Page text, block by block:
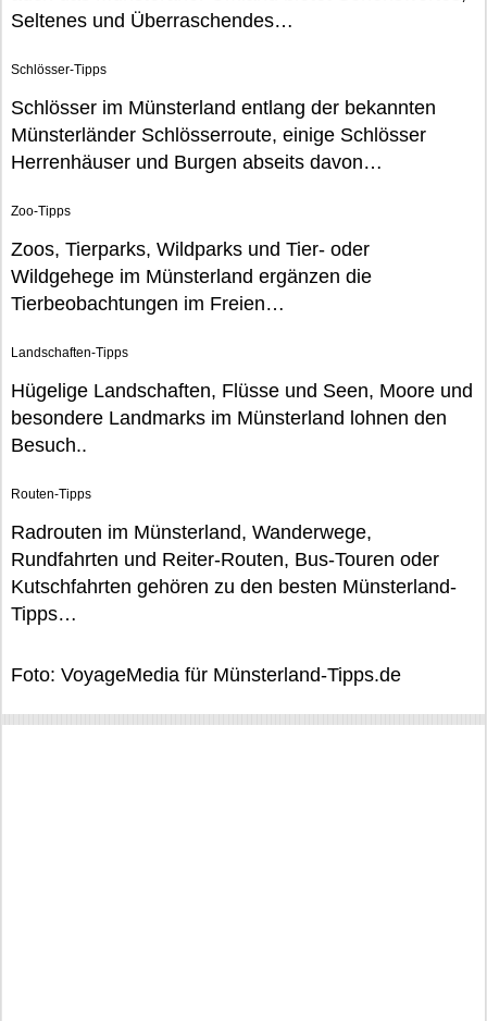
Seltenes und Überraschendes…
Schlösser-Tipps
Schlösser im Münsterland entlang der bekannten
Münsterländer Schlösserroute, einige Schlösser
Herrenhäuser und Burgen abseits davon…
Zoo-Tipps
Zoos, Tierparks, Wildparks und Tier- oder
Wildgehege im Münsterland ergänzen die
Tierbeobachtungen im Freien…
Landschaften-Tipps
Hügelige Landschaften, Flüsse und Seen, Moore und
besondere Landmarks im Münsterland lohnen den
Besuch..
Routen-Tipps
Radrouten im Münsterland, Wanderwege,
Rundfahrten und Reiter-Routen, Bus-Touren oder
Kutschfahrten gehören zu den besten Münsterland-
Tipps…
Foto: VoyageMedia für Münsterland-Tipps.de